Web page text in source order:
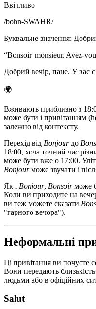
Ввічливо
/bohn-SWAHR/
Буквальне значення:
“Bonsoir, monsieur. Avez-
Добрий вечір, пане. У вас
🌍
Вживають приблизно з
може бути і привітанням
залежно від контексту.
Перехід від Bonjourдо
18:00, хоча точний час
може бути вже о 17:00.
Bonjourможе звучати і
Як і Bonjour, Bonsoirможе
Коли ви приходите на
ви теж можете сказати
"гарного вечора").
Неформальні
Ці привітання ви почуєте
Вони передають
людьми або в офіційних
Salut